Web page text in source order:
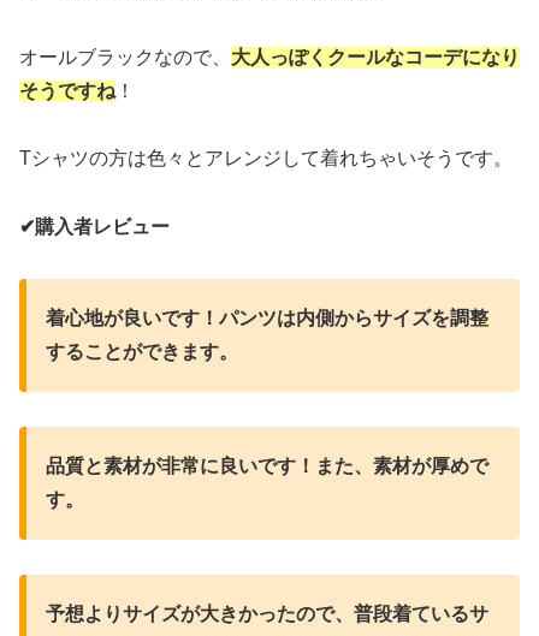
オールブラックなので、 大人っぽくクールなコーデになり
そうですね ！
Tシャツの方は色々とアレンジして着れちゃいそうです。
✔︎購入者レビュー
着心地が良いです！パンツは内側からサイズを調整
することができます。
品質と素材が非常に良いです！また、素材が厚めで
す。
予想よりサイズが大きかったので、普段着ているサ